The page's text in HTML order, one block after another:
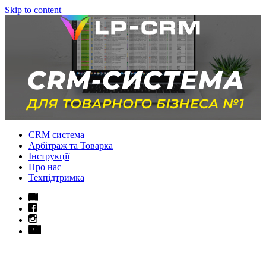
Skip to content
CRM система
Арбітраж та Товарка
Інструкції
Про нас
Техпідтримка